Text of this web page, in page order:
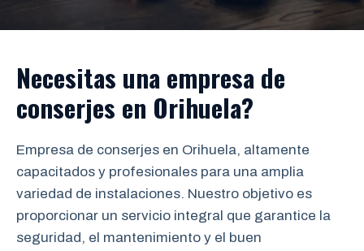
Necesitas una empresa de
conserjes en Orihuela?
Empresa de conserjes en Orihuela, altamente
capacitados y profesionales para una amplia
variedad de instalaciones. Nuestro objetivo es
proporcionar un servicio integral que garantice la
seguridad, el mantenimiento y el buen